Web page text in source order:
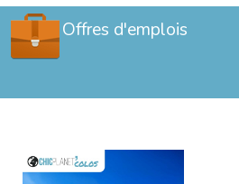
Offres d'emplois